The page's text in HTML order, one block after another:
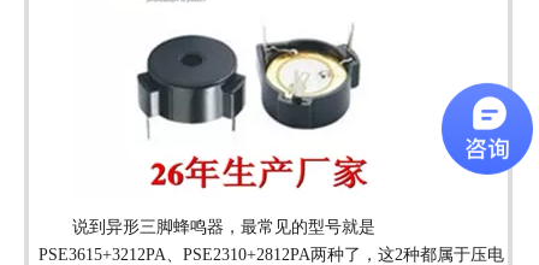
说到异形三脚蜂鸣器，最常见的型号就是
PSE3615+3212PA、PSE2310+2812PA两种了，这2种都属于压电